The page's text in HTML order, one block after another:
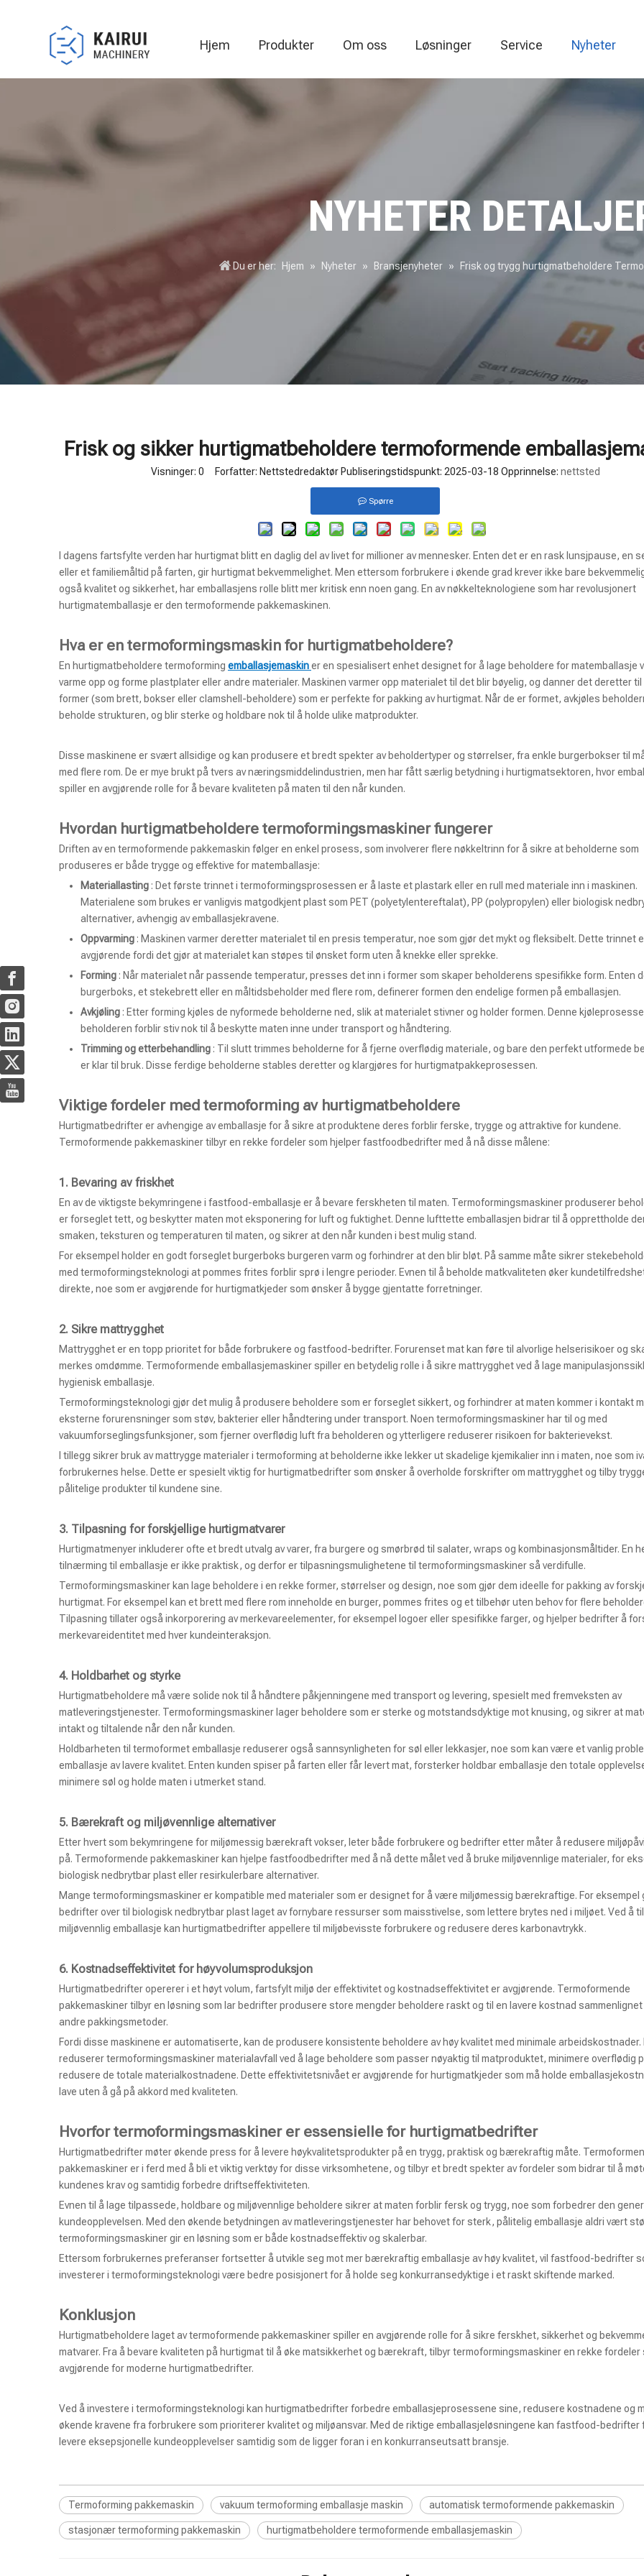
Hjem Produkter Om oss Løsninger Service Nyheter
NYHETER
Du er her: Hjem » Nyheter » Bransjenyheter » Frisk og trygg hurtigmatbeholdere
Frisk og sikker hurtigmatbeholdere termoformende
Visninger: 0 Forfatter: Nettstedredaktør Publiseringstidspunkt: 2025-03-18 Opprinnelse: nettsted
Spørre
I dagens fartsfylte verden har hurtigmat blitt en daglig del av livet for millioner av mennesker. Enten det er en rask lunsjpause, en
eller et familiemåltid på farten, gir hurtigmat bekvemmelighet. Men ettersom forbrukere i økende grad krever ikke bare
også kvalitet og sikkerhet, har emballasjens rolle blitt mer kritisk enn noen gang. En av nøkkelteknologiene som har revolusjonert
hurtigmatemballasje er den termoformende pakkemaskinen.
Hva er en termoformingsmaskin for hurtigmatbeholdere?
En hurtigmatbeholdere termoforming emballasjemaskiner en spesialisert enhet designet for å lage beholdere for matemballasje
varme opp og forme plastplater eller andre materialer. Maskinen varmer opp materialet til det blir bøyelig, og danner det deretter
former (som brett, bokser eller clamshell-beholdere) som er perfekte for pakking av hurtigmat. Når de er formet, avkjøles
beholde strukturen, og blir sterke og holdbare nok til å holde ulike matprodukter.
Disse maskinene er svært allsidige og kan produsere et bredt spekter av beholdertyper og størrelser, fra enkle burgerbokser til
med flere rom. De er mye brukt på tvers av næringsmiddelindustrien, men har fått særlig betydning i hurtigmatsektoren, hvor
spiller en avgjørende rolle for å bevare kvaliteten på maten til den når kunden.
Hvordan hurtigmatbeholdere termoformingsmaskiner fungerer
Driften av en termoformende pakkemaskin følger en enkel prosess, som involverer flere nøkkeltrinn for å sikre at beholderne som
produseres er både trygge og effektive for matemballasje:
Materiallasting : Det første trinnet i termoformingsprosessen er å laste et plastark eller en rull med materiale inn i maskinen.
Materialene som brukes er vanligvis matgodkjent plast som PET (polyetylentereftalat), PP (polypropylen) eller biologisk
alternativer, avhengig av emballasjekravene.
Oppvarming : Maskinen varmer deretter materialet til en presis temperatur, noe som gjør det mykt og fleksibelt. Dette trinnet
avgjørende fordi det gjør at materialet kan støpes til ønsket form uten å knekke eller sprekke.
Forming : Når materialet når passende temperatur, presses det inn i former som skaper beholderens spesifikke form. Enten
burgerboks, et stekebrett eller en måltidsbeholder med flere rom, definerer formen den endelige formen på emballasjen.
Avkjøling : Etter forming kjøles de nyformede beholderne ned, slik at materialet stivner og holder formen. Denne
beholderen forblir stiv nok til å beskytte maten inne under transport og håndtering.
Trimming og etterbehandling : Til slutt trimmes beholderne for å fjerne overflødig materiale, og bare den perfekt utformede
er klar til bruk. Disse ferdige beholderne stables deretter og klargjøres for hurtigmatpakkeprosessen.
Viktige fordeler med termoforming av hurtigmatbeholdere
Hurtigmatbedrifter er avhengige av emballasje for å sikre at produktene deres forblir ferske, trygge og attraktive for kundene.
Termoformende pakkemaskiner tilbyr en rekke fordeler som hjelper fastfoodbedrifter med å nå disse målene:
1. Bevaring av friskhet
En av de viktigste bekymringene i fastfood-emballasje er å bevare ferskheten til maten. Termoformingsmaskiner produserer
er forseglet tett, og beskytter maten mot eksponering for luft og fuktighet. Denne lufttette emballasjen bidrar til å opprettholde
smaken, teksturen og temperaturen til maten, og sikrer at den når kunden i best mulig stand.
For eksempel holder en godt forseglet burgerboks burgeren varm og forhindrer at den blir bløt. På samme måte sikrer
med termoformingsteknologi at pommes frites forblir sprø i lengre perioder. Evnen til å beholde matkvaliteten øker
direkte, noe som er avgjørende for hurtigmatkjeder som ønsker å bygge gjentatte forretninger.
2. Sikre mattrygghet
Mattrygghet er en topp prioritet for både forbrukere og fastfood-bedrifter. Forurenset mat kan føre til alvorlige helserisikoer og
merkes omdømme. Termoformende emballasjemaskiner spiller en betydelig rolle i å sikre mattrygghet ved å lage
hygienisk emballasje.
Termoformingsteknologi gjør det mulig å produsere beholdere som er forseglet sikkert, og forhindrer at maten kommer i kontakt
eksterne forurensninger som støv, bakterier eller håndtering under transport. Noen termoformingsmaskiner har til og med
vakuumforseglingsfunksjoner, som fjerner overflødig luft fra beholderen og ytterligere reduserer risikoen for bakterievekst.
I tillegg sikrer bruk av mattrygge materialer i termoforming at beholderne ikke lekker ut skadelige kjemikalier inn i maten, noe som
forbrukernes helse. Dette er spesielt viktig for hurtigmatbedrifter som ønsker å overholde forskrifter om mattrygghet og tilby
pålitelige produkter til kundene sine.
3. Tilpasning for forskjellige hurtigmatvarer
Hurtigmatmenyer inkluderer ofte et bredt utvalg av varer, fra burgere og smørbrød til salater, wraps og kombinasjonsmåltider. En
tilnærming til emballasje er ikke praktisk, og derfor er tilpasningsmulighetene til termoformingsmaskiner så verdifulle.
Termoformingsmaskiner kan lage beholdere i en rekke former, størrelser og design, noe som gjør dem ideelle for pakking av
hurtigmat. For eksempel kan et brett med flere rom inneholde en burger, pommes frites og et tilbehør uten behov for flere
Tilpasning tillater også inkorporering av merkevareelementer, for eksempel logoer eller spesifikke farger, og hjelper bedrifter å
merkevareidentitet med hver kundeinteraksjon.
4. Holdbarhet og styrke
Hurtigmatbeholdere må være solide nok til å håndtere påkjenningene med transport og levering, spesielt med fremveksten av
matleveringstjenester. Termoformingsmaskiner lager beholdere som er sterke og motstandsdyktige mot knusing, og sikrer at
intakt og tiltalende når den når kunden.
Holdbarheten til termoformet emballasje reduserer også sannsynligheten for søl eller lekkasjer, noe som kan være et vanlig
emballasje av lavere kvalitet. Enten kunden spiser på farten eller får levert mat, forsterker holdbar emballasje den totale
minimere søl og holde maten i utmerket stand.
5. Bærekraft og miljøvennlige alternativer
Etter hvert som bekymringene for miljømessig bærekraft vokser, leter både forbrukere og bedrifter etter måter å redusere
på. Termoformende pakkemaskiner kan hjelpe fastfoodbedrifter med å nå dette målet ved å bruke miljøvennlige materialer, for
biologisk nedbrytbar plast eller resirkulerbare alternativer.
Mange termoformingsmaskiner er kompatible med materialer som er designet for å være miljømessig bærekraftige. For eksempel
bedrifter over til biologisk nedbrytbar plast laget av fornybare ressurser som maisstivelse, som lettere brytes ned i miljøet. Ved å
miljøvennlig emballasje kan hurtigmatbedrifter appellere til miljøbevisste forbrukere og redusere deres karbonavtrykk.
6. Kostnadseffektivitet for høyvolumsproduksjon
Hurtigmatbedrifter opererer i et høyt volum, fartsfylt miljø der effektivitet og kostnadseffektivitet er avgjørende. Termoformende
pakkemaskiner tilbyr en løsning som lar bedrifter produsere store mengder beholdere raskt og til en lavere kostnad sammenlignet
andre pakkingsmetoder.
Fordi disse maskinene er automatiserte, kan de produsere konsistente beholdere av høy kvalitet med minimale arbeidskostnader.
reduserer termoformingsmaskiner materialavfall ved å lage beholdere som passer nøyaktig til matproduktet, minimere overflødig
redusere de totale materialkostnadene. Dette effektivitetsnivået er avgjørende for hurtigmatkjeder som må holde
lave uten å gå på akkord med kvaliteten.
Hvorfor termoformingsmaskiner er essensielle for hurtigmatbedrifter
Hurtigmatbedrifter møter økende press for å levere høykvalitetsprodukter på en trygg, praktisk og bærekraftig måte.
pakkemaskiner er i ferd med å bli et viktig verktøy for disse virksomhetene, og tilbyr et bredt spekter av fordeler som bidrar til å
kundenes krav og samtidig forbedre driftseffektiviteten.
Evnen til å lage tilpassede, holdbare og miljøvennlige beholdere sikrer at maten forblir fersk og trygg, noe som forbedrer den
kundeopplevelsen. Med den økende betydningen av matleveringstjenester har behovet for sterk, pålitelig emballasje aldri vært
termoformingsmaskiner gir en løsning som er både kostnadseffektiv og skalerbar.
Ettersom forbrukernes preferanser fortsetter å utvikle seg mot mer bærekraftig emballasje av høy kvalitet, vil fastfood-bedrifter
investerer i termoformingsteknologi være bedre posisjonert for å holde seg konkurransedyktige i et raskt skiftende marked.
Konklusjon
Hurtigmatbeholdere laget av termoformende pakkemaskiner spiller en avgjørende rolle for å sikre ferskhet, sikkerhet og
matvarer. Fra å bevare kvaliteten på hurtigmat til å øke matsikkerhet og bærekraft, tilbyr termoformingsmaskiner en rekke fordeler
avgjørende for moderne hurtigmatbedrifter.
Ved å investere i termoformingsteknologi kan hurtigmatbedrifter forbedre emballasjeprosessene sine, redusere kostnadene og
økende kravene fra forbrukere som prioriterer kvalitet og miljøansvar. Med de riktige emballasjeløsningene kan fastfood-
levere eksepsjonelle kundeopplevelser samtidig som de ligger foran i en konkurranseutsatt bransje.
Termoforming pakkemaskin vakuum termoforming emballasje maskin automatisk termoformende pakkemaskin
stasjonær termoforming pakkemaskin hurtigmatbeholdere termoformende emballasjemaskin